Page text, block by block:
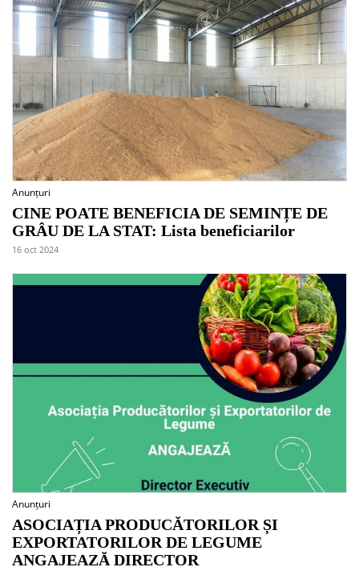
Anunțuri
CINE POATE BENEFICIA DE SEMINȚE DE
GRÂU DE LA STAT: Lista beneficiarilor
16 oct 2024
Anunțuri
ASOCIAȚIA PRODUCĂTORILOR ȘI
EXPORTATORILOR DE LEGUME
ANGAJEAZĂ DIRECTOR